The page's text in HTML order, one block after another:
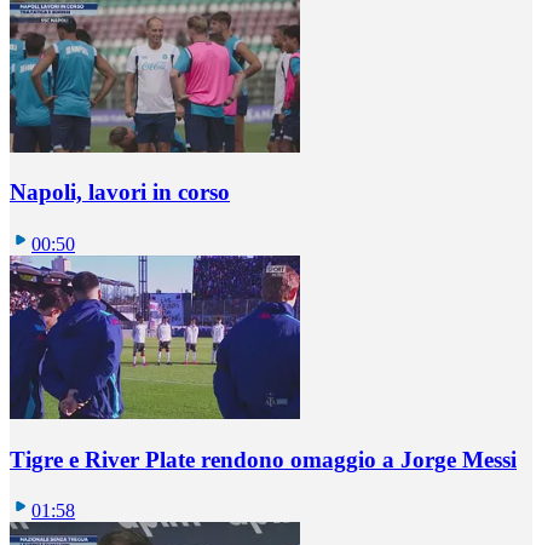
Napoli, lavori in corso
00:50
Tigre e River Plate rendono omaggio a Jorge Messi
01:58